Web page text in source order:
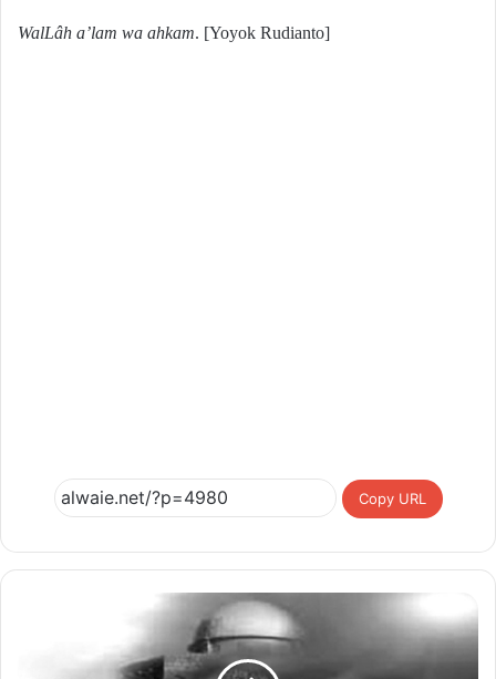
WalLâh a’lam wa ahkam. [Yoyok Rudianto]
Copy URL